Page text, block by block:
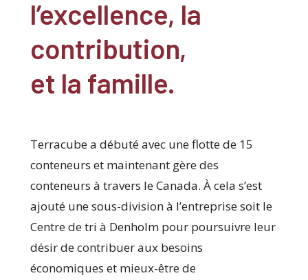
l’excellence, la
contribution,
et la famille.
Terracube a débuté avec une flotte de 15
conteneurs et maintenant gère des
conteneurs à travers le Canada. À cela s’est
ajouté une sous-division à l’entreprise soit le
Centre de tri à Denholm pour poursuivre leur
désir de contribuer aux besoins
économiques et mieux-être de